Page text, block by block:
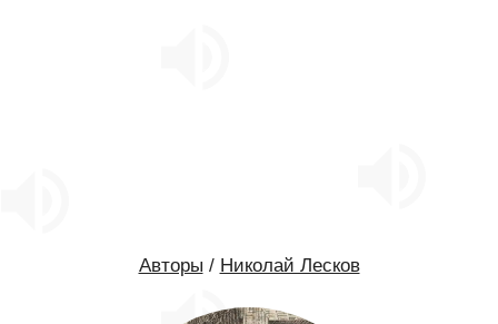
Авторы / Николай Лесков